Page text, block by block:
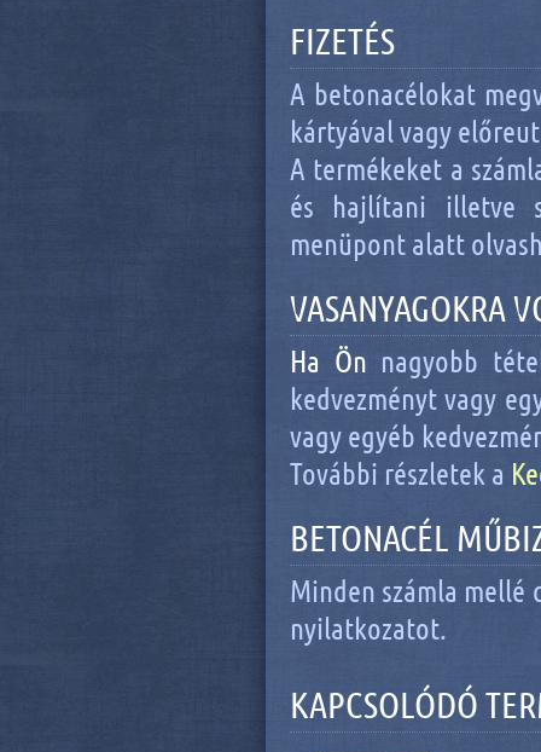
FIZETÉS
A betonacélokat
kártyával vagy
A termékeket a
és hajlítani illetve
menüpont alatt
VASANYAGOKRA
Ha Ön nagyobb
kedvezményt vagy
vagy egyéb
További részletek a
BETONACÉL
Minden számla
nyilatkozatot.
KAPCSOLÓDÓ